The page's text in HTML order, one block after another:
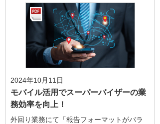
2024年10月11日
モバイル活用でスーパーバイザーの業
務効率を向上！
外回り業務にて「報告フォーマットがバラ